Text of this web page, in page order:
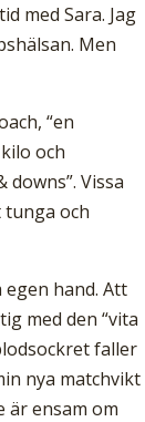
med Sara. Jag
Men
“en
och
Vissa
och
hand. Att
med den “vita
faller
nya matchvikt
ensam om